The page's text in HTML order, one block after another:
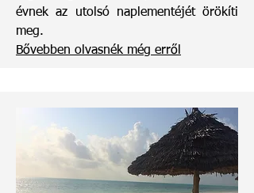
évnek az utolsó naplementéjét örökíti
meg.
Bővebben olvasnék még erről